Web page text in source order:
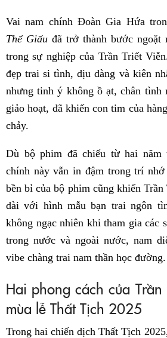
Vai nam chính Đoàn Gia Hứa
Thể Giấu đã trở thành bước ngoặt
trong sự nghiệp của Trần Triết
đẹp trai si tình, dịu dàng và kiên
nhưng tinh ý không ồ ạt, chân tình
giảo hoạt, đã khiến con tim của
chảy.
Dù bộ phim đã chiếu từ hai năm
chính này vẫn in đậm trong trí
bền bỉ của bộ phim cũng khiến
dài với hình mẫu bạn trai ngôn
không ngạc nhiên khi tham gia các
trong nước và ngoài nước, nam
vibe chàng trai nam thần học đường.
Hai phong cách của
mùa lễ Thất Tịch 2025
Trong hai chiến dịch Thất Tịch